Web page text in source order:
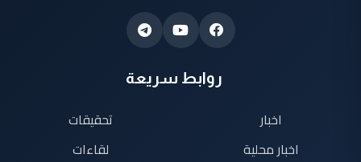
روابط سريعة
اخبار
اخبار محلية
تحقيقات
لقاءات